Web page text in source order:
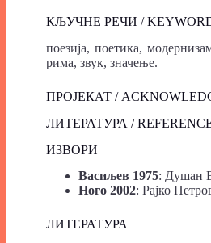
КЉУЧНЕ РЕЧИ /
поезија, поетика,
рима, звук, значење.
ПРОЈЕКАТ /
ЛИТЕРАТУРА /
ИЗВОРИ
Васиљев 1975: Душан
Ного 2002: Рајко
ЛИТЕРАТУРА